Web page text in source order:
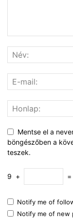
Mentse el a
böngészőben a
teszek.
9 + =
Notify me of
Notify me of new